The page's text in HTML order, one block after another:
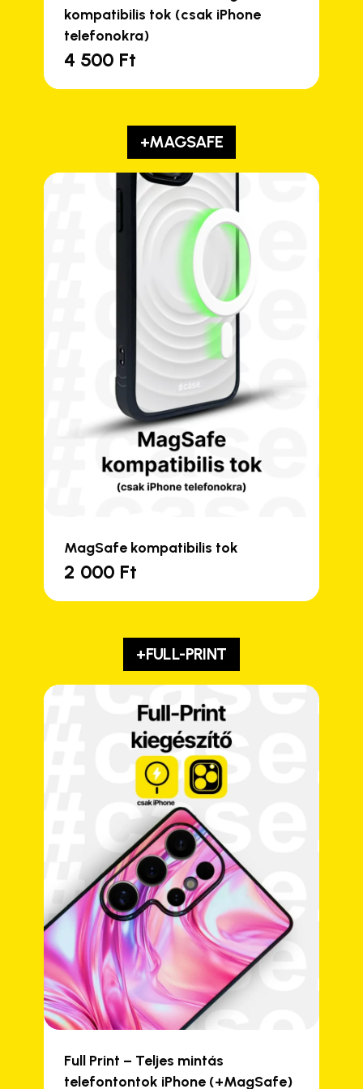
kompatibilis tok (csak iPhone
telefonokra)
4 500 Ft
+MAGSAFE
MagSafe kompatibilis tok
2 000 Ft
+FULL-PRINT
Full Print – Teljes mintás
telefontontok iPhone (+MagSafe)